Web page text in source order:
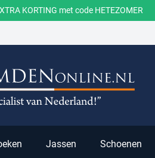
KORTING met code HETEZOMER
Jassen Schoenen